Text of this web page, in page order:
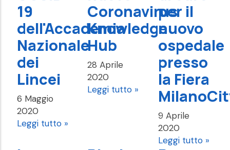
19
dell'Accademia
Nazionale
dei
Lincei
6 Maggio
2020
Leggi tutto »
Coronavirus
Knowledge
Hub
28 Aprile
2020
Leggi tutto »
per il
nuovo
ospedale
presso
la Fiera
9 Aprile
2020
Leggi tutto »